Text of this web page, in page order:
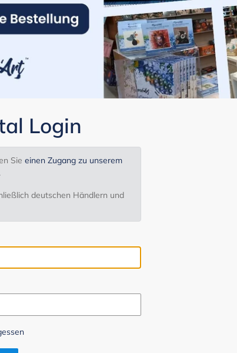
Login
Sie einen Zugang zu unserem
deutschen Händlern und